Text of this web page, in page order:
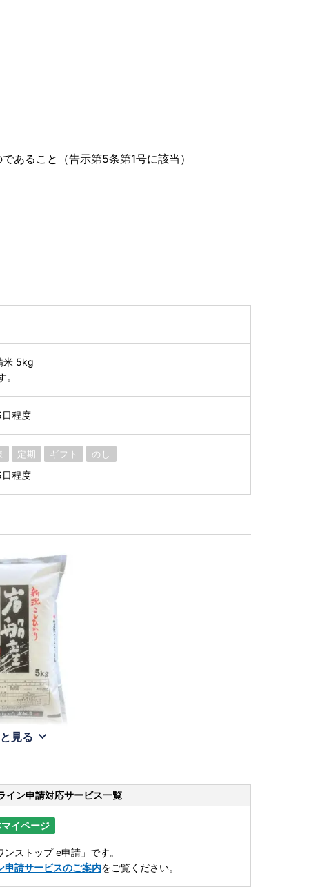
あること（告示第5条第1号に該当）
米 5kg
程度
定期 ギフト のし
程度
見る
イン申請対応サービス一覧
イページ
ストップ e申請」です。
申請サービスのご案内をご覧ください。